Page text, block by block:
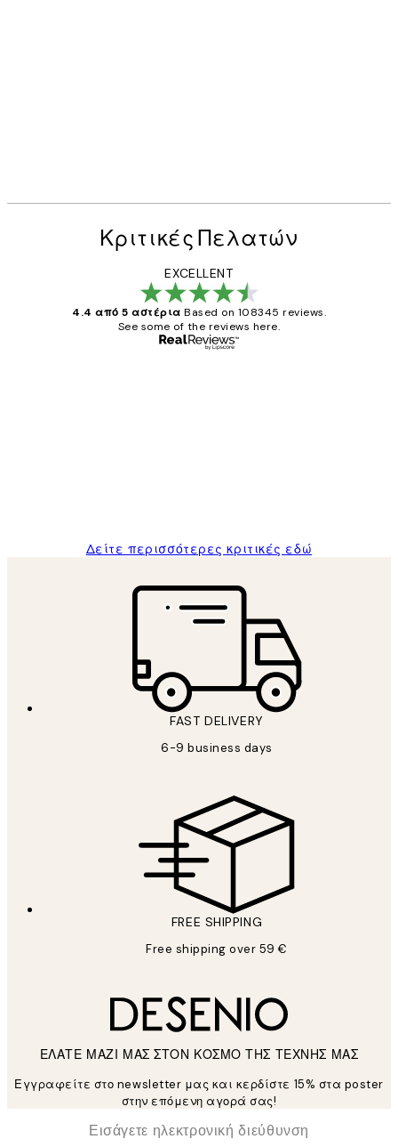
Κριτικές Πελατών
EXCELLENT
4.4 από 5 αστέρια Based on 108345 reviews.
See some of the reviews here.
Δείτε περισσότερες κριτικές εδώ
FAST DELIVERY
6-9 business days
FREE SHIPPING
Free shipping over 59 €
ΕΛΑΤΕ ΜΑΖΙ ΜΑΣ ΣΤΟΝ ΚΟΣΜΟ ΤΗΣ ΤΕΧΝΗΣ ΜΑΣ
Εγγραφείτε στο newsletter μας και κερδίστε 15% στα poster
στην επόμενη αγορά σας!
Ηλεκτρονική Διεύθυνση